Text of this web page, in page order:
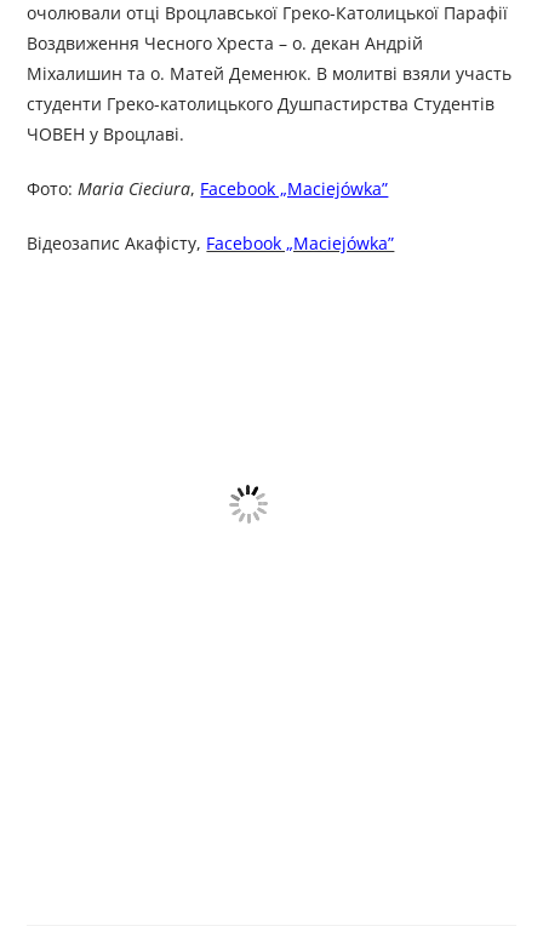
очолювали отці Вроцлавської Греко-Католицької Парафії
Воздвиження Чесного Хреста – о. декан Андрій
Міхалишин та о. Матей Деменюк. В молитві взяли участь
студенти Греко-католицького Душпастирства Студентів
ЧОВЕН у Вроцлаві.
Фото:Maria Cieciura, Facebook „Maciejówka”
Відеозапис Акафісту, Facebook „Maciejówka”